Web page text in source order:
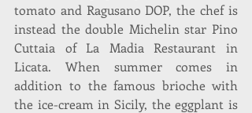
tomato and Ragusano DOP, the chef is
instead the double Michelin star Pino
Cuttaia of La Madia Restaurant in
Licata. When summer comes in
addition to the famous brioche with
the ice-cream in Sicily, the eggplant is